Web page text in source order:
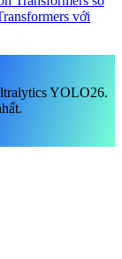
với
YOLO26.